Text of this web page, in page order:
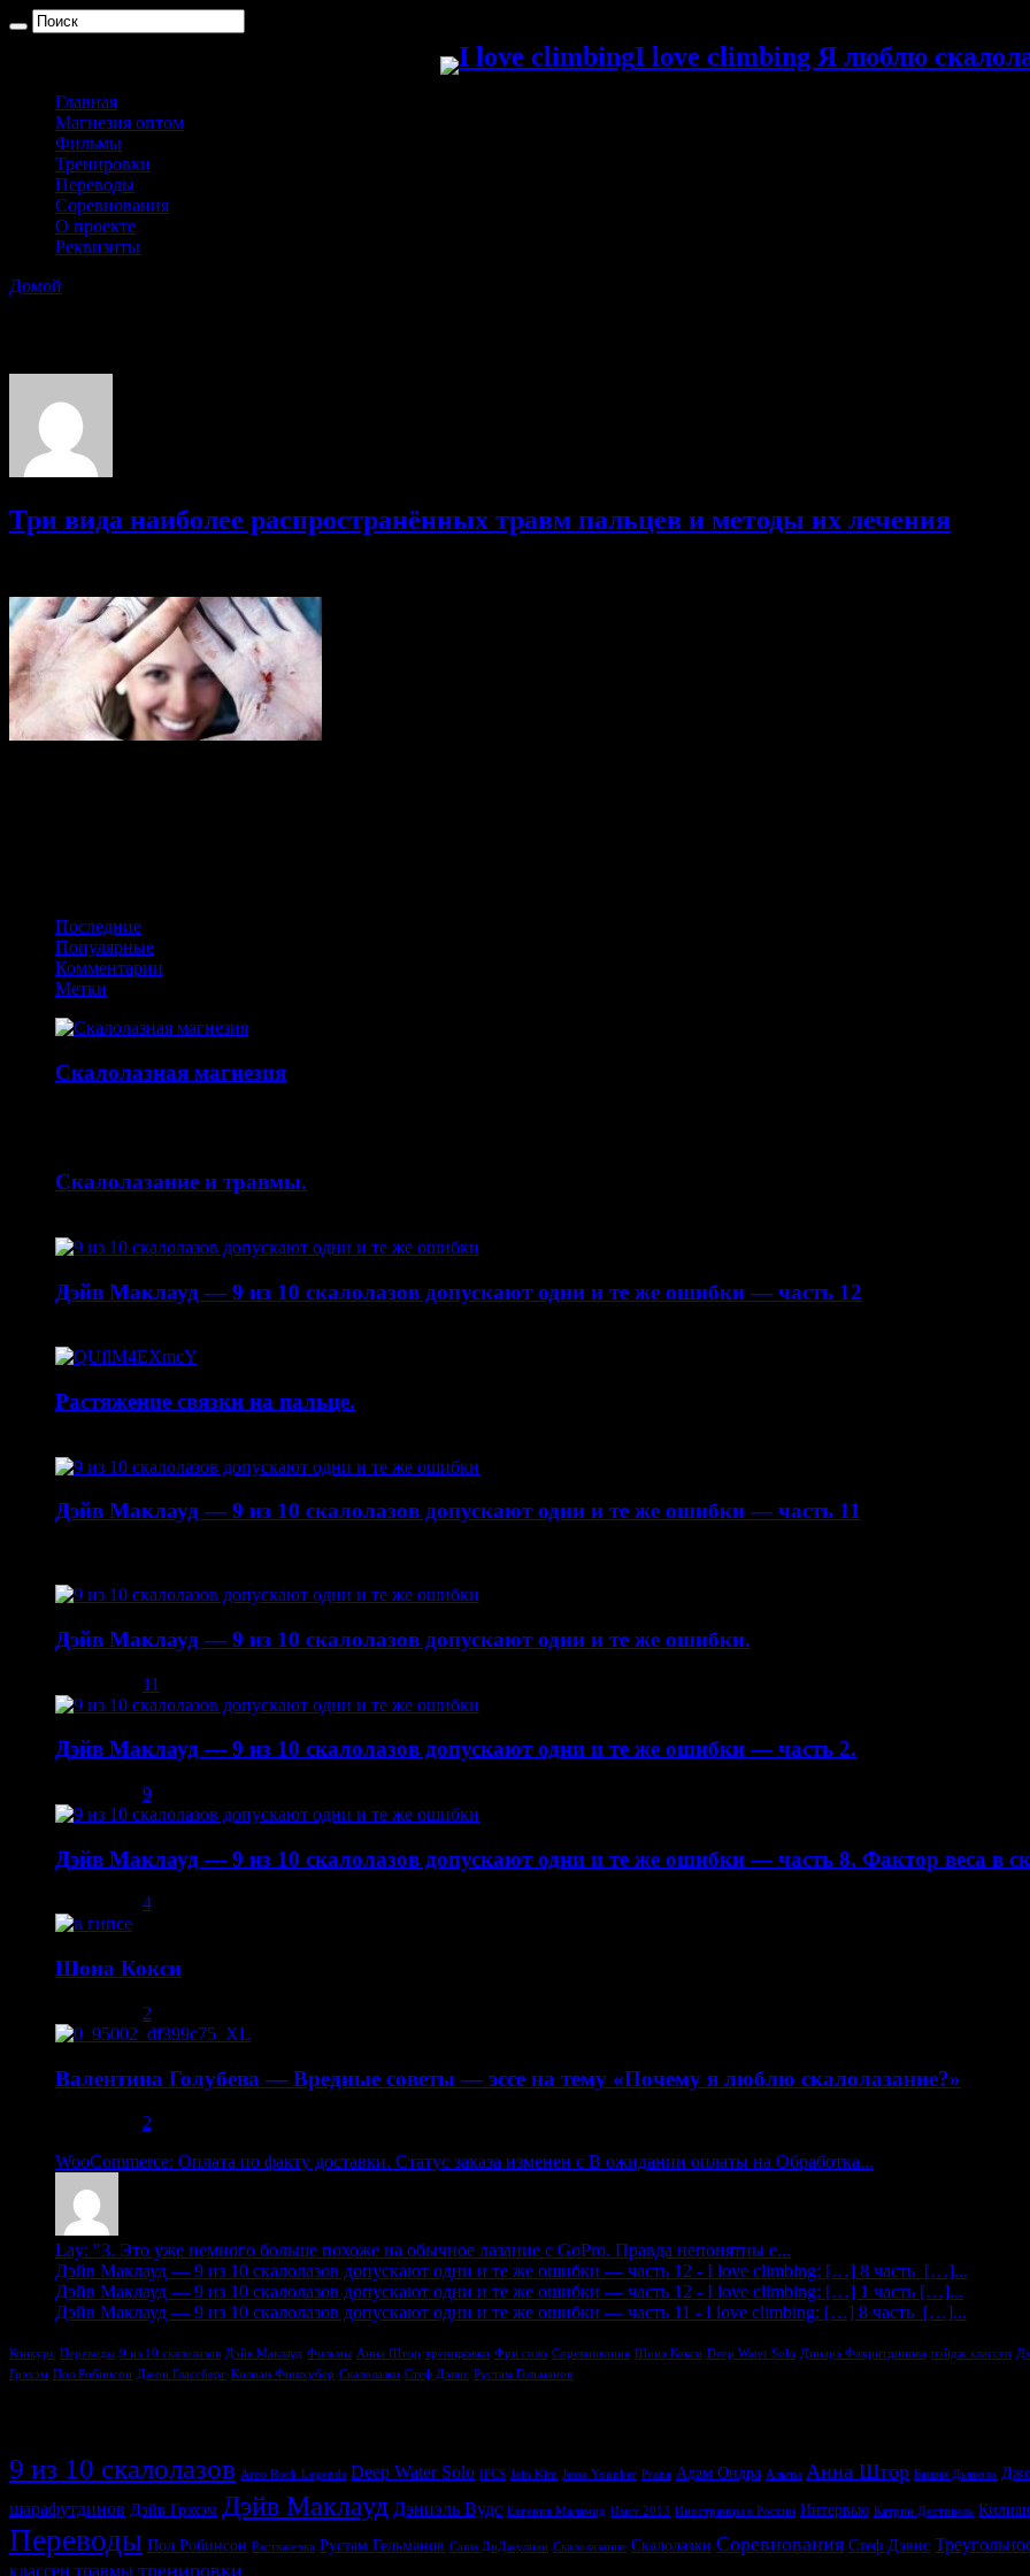
I love climbing Я люблю
Главная
Магнезия оптом
Фильмы
Тренировки
Переводы
Соревнования
О проекте
Реквизиты
Домой
Три вида наиболее распространённых травм пальцев и методы их лечения
Последние
Популярные
Комментарии
Метки
Скалолазная магнезия
Скалолазание и травмы.
Дэйв Маклауд — 9 из 10 скалолазов допускают одни и те же ошибки — часть 12
Растяжение связки на пальце.
Дэйв Маклауд — 9 из 10 скалолазов допускают одни и те же ошибки — часть 11
Дэйв Маклауд — 9 из 10 скалолазов допускают одни и те же ошибки.
11
Дэйв Маклауд — 9 из 10 скалолазов допускают одни и те же ошибки — часть 2.
9
Дэйв Маклауд — 9 из 10 скалолазов допускают одни и те же ошибки — часть 8. Фактор веса в
4
Шона Кокси
2
Валентина Голубева — Вредные советы — эссе на тему «Почему я люблю скалолазание?»
2
WooCommerce: Оплата по факту доставки. Статус заказа изменен с В ожидании оплаты на Обработка...
Lay: "3. Это уже немного больше похоже на обычное лазание с GoPro. Правда непонятны е...
Дэйв Маклауд — 9 из 10 скалолазов допускают одни и те же ошибки — часть 12 - I love climbing: […] 8 часть […]...
Дэйв Маклауд — 9 из 10 скалолазов допускают одни и те же ошибки — часть 12 - I love climbing: […] 1 часть […]...
Дэйв Маклауд — 9 из 10 скалолазов допускают одни и те же ошибки — часть 11 - I love climbing: […] 8 часть […]...
Конкурс Переводы 9 из 10 скалолазов Дэйв Маклауд Фильмы Анна Штор тренировки Фри соло Соревнования Шона Кокси Deep Water Solo Динара Фахритдинова пэйдж классен
Грэхэм Пол Робинсон Джон Глассберг Килиан Фишхубер Скалолазки Стеф Дэвис Рустам Гельманов
9 из 10 скалолазов Arco Rock Legends Deep Water Solo IFCS Jain Kim Jessa Younker Prana Адам Ондра Альпы Анна Штор Башня Дьявола
шарафутдинов Дэйв Грэхэм Дэйв Маклауд Дэниэль Вудс Евгения Маламид Имст 2013 Иностранцы в России Интервью Катрин Дестивель
Переводы Пол Робинсон Растяжечка Рустам Гельманов Саша ДиДжулиан Скалолазание Скалолазки Соревнования Стеф Дэвис
классен травмы тренировки